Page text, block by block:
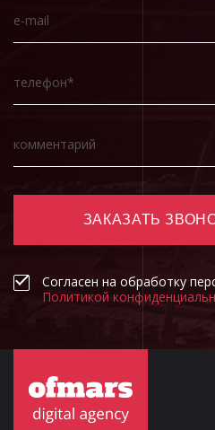
ЗАКАЗАТЬ
Согласен на обработку
Политикой